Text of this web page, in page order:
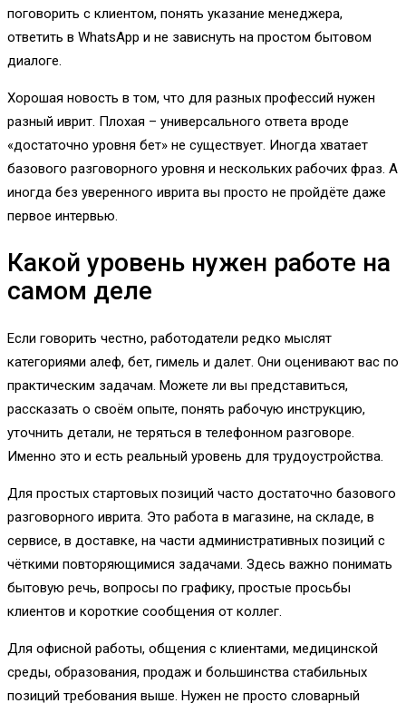
поговорить с клиентом, понять указание менеджера,
ответить в WhatsApp и не зависнуть на простом бытовом
диалоге.
Хорошая новость в том, что для разных профессий нужен
разный иврит. Плохая – универсального ответа вроде
«достаточно уровня бет» не существует. Иногда хватает
базового разговорного уровня и нескольких рабочих фраз. А
иногда без уверенного иврита вы просто не пройдёте даже
первое интервью.
Какой уровень нужен работе на
самом деле
Если говорить честно, работодатели редко мыслят
категориями алеф, бет, гимель и далет. Они оценивают вас по
практическим задачам. Можете ли вы представиться,
рассказать о своём опыте, понять рабочую инструкцию,
уточнить детали, не теряться в телефонном разговоре.
Именно это и есть реальный уровень для трудоустройства.
Для простых стартовых позиций часто достаточно базового
разговорного иврита. Это работа в магазине, на складе, в
сервисе, в доставке, на части административных позиций с
чёткими повторяющимися задачами. Здесь важно понимать
бытовую речь, вопросы по графику, простые просьбы
клиентов и короткие сообщения от коллег.
Для офисной работы, общения с клиентами, медицинской
среды, образования, продаж и большинства стабильных
позиций требования выше. Нужен не просто словарный